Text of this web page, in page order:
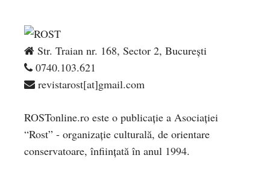
Str. Traian nr. 168, Sector 2, București
0740.103.621
revistarost[at]gmail.com
ROSTonline.ro este o publicaţie a Asociaţiei
“Rost” - organizaţie culturală, de orientare
conservatoare, înfiinţată în anul 1994.